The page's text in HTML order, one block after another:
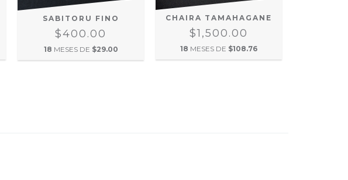
SABITORU FINO
$400.00
18 MESES DE $29.00
CHAIRA TAMAHAGANE
$1,500.00
18 MESES DE $108.76